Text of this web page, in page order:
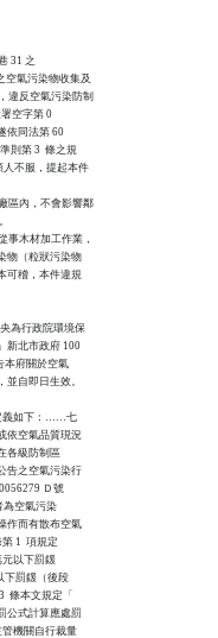
31 之
空氣污染物收集及
違反空氣污染防制
空字第 0
依同法第 60
則第 3  條之規
人不服，提起本件
區內，不會影響鄰
事木材加工作業，
物（粒狀污染物
可稽，本件違規
為行政院環境保
新北市政府 100
本府關於空氣
並自即日生效。
義如下：……七
依空氣品質現況
各級防制區
告之空氣污染行
Ｄ號
為空氣污染
作而有散布空氣
1  項規定
元以下罰鍰
下罰鍰（後段
條本文規定「
公式計算應處罰
管機關自行裁量